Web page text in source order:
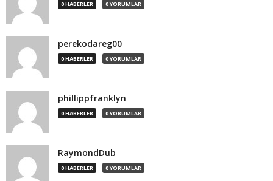
0 HABERLER 0 YORUMLAR
perekodareg00
0 HABERLER 0 YORUMLAR
phillippfranklyn
0 HABERLER 0 YORUMLAR
RaymondDub
0 HABERLER 0 YORUMLAR